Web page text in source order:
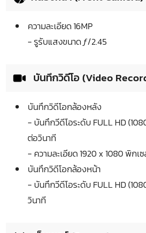
ความละเอียด 16MP
- รูรับแสงขนาด ƒ/2.45
บันทึกวิดีโอ (Video
บันทึกวิดีโอกล้องหลัง
- บันทึกวีดีโอระดับ FULL HD
ต่อวินาที
- ความละเอียด 1920 x 1080 พิกเ
บันทึกวิดีโอกล้องหน้า
- บันทึกวีดีโอระดับ FULL HD
วินาที